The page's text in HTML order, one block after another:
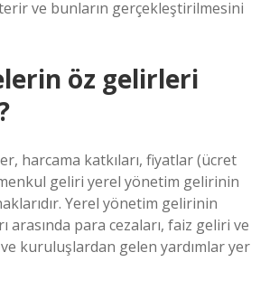
ve bunların gerçekleştirilmesini
öz gelirleri
harcama katkıları, fiyatlar (ücret
geliri yerel yönetim gelirinin
Yerel yönetim gelirinin
arasında para cezaları, faiz geliri ve
kuruluşlardan gelen yardımlar yer